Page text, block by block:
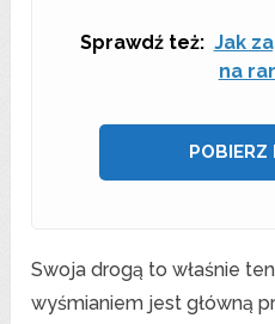
Sprawdź też: Jak
na
POBIERZ
Swoja drogą to właśnie
wyśmianiem jest główną